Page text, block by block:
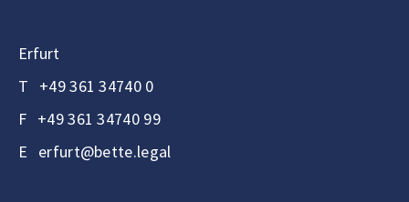
Erfurt
T +49 361 34740 0
F +49 361 34740 99
E erfurt@bette.legal